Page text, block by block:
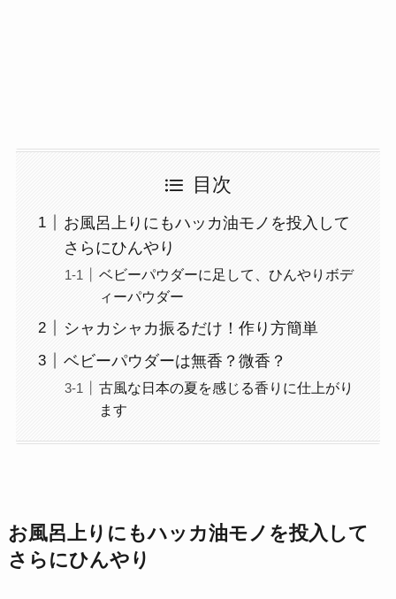
目次
お風呂上りにもハッカ油モノを投入して
さらにひんやり
ベビーパウダーに足して、ひんやりボデ
ィーパウダー
シャカシャカ振るだけ！作り方簡単
ベビーパウダーは無香？微香？
古風な日本の夏を感じる香りに仕上がり
ます
お風呂上りにもハッカ油モノを投入して
さらにひんやり